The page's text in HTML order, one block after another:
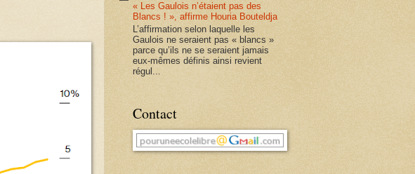
« Les Gaulois n’étaient pas des
Blancs ! », affirme Houria Bouteldja
L’affirmation selon laquelle les
Gaulois ne seraient pas « blancs »
parce qu’ils ne se seraient jamais
eux-mêmes définis ainsi revient
régul...
Contact